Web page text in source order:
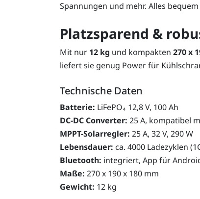
Spannungen und mehr. Alles
Platzsparend &
Mit nur 12 kg und kompakten 270 x
liefert sie genug Power für
Technische Daten
Batterie: LiFePO₄ 12,8 V, 100 Ah
DC-DC Converter: 25 A, kompatibel
MPPT-Solarregler: 25 A, 32 V, 290 W
Lebensdauer: ca. 4000 Ladezyklen
Bluetooth: integriert, App für
Maße: 270 x 190 x 180 mm
Gewicht: 12 kg